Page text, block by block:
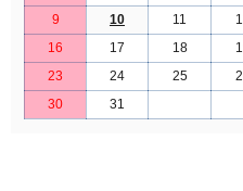
9
10 11
16
17 18
23
24 25
30
31